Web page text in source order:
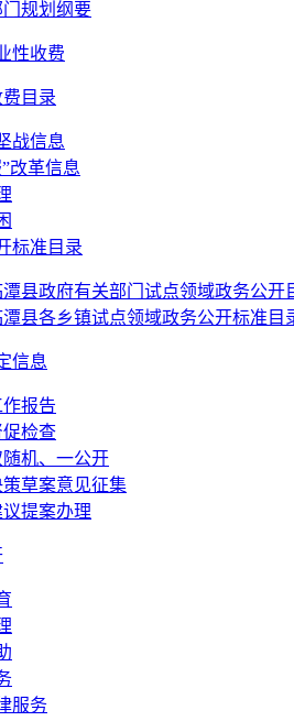
门规划纲要
性收费
费目录
战信息
改革信息
标准目录
潭县政府有关部门试点领域政务公开
潭县各乡镇试点领域政务公开标准目
信息
作报告
促检查
随机、一公开
策草案意见征集
议提案办理
服务